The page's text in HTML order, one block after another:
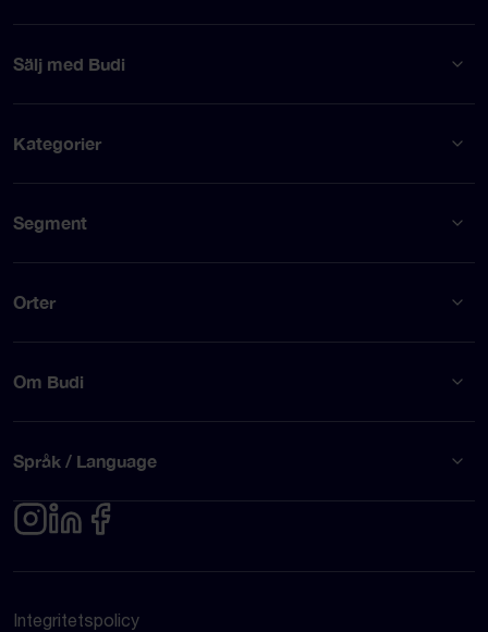
Sälj med Budi
Kategorier
Segment
Orter
Om Budi
Språk / Language
Integritetspolicy